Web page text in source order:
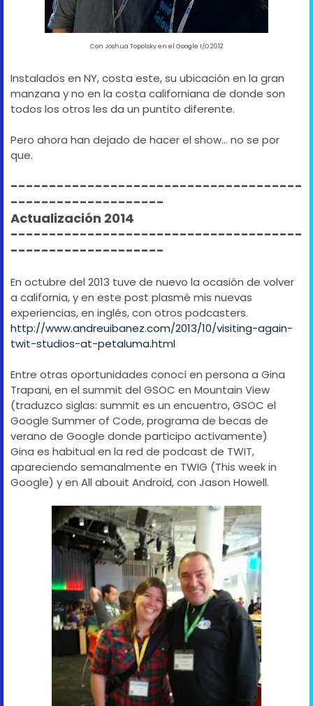
Con Joshua Topolsky en el Google I/O 2012
Instalados en NY, costa este, su ubicación en la gran
manzana y no en la costa californiana de donde son
todos los otros les da un puntito diferente.
Pero ahora han dejado de hacer el show... no se por
que.
--------------------------------------
--------------------
Actualización 2014
--------------------------------------
--------------------
En octubre del 2013 tuve de nuevo la ocasión de volver
a california, y en este post plasmé mis nuevas
experiencias, en inglés, con otros podcasters.
http://www.andreuibanez.com/2013/10/visiting-again-
twit-studios-at-petaluma.html
Entre otras oportunidades conocí en persona a Gina
Trapani, en el summit del GSOC en Mountain View
(traduzco siglas: summit es un encuentro, GSOC el
Google Summer of Code, programa de becas de
verano de Google donde participo activamente)
Gina es habitual en la red de podcast de TWIT,
apareciendo semanalmente en TWIG (This week in
Google) y en All abouit Android, con Jason Howell.